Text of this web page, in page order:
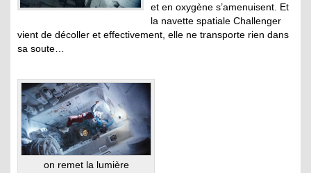
et en oxygène s’amenuisent. Et
la navette spatiale Challenger
vient de décoller et effectivement, elle ne transporte rien dans
sa soute…
on remet la lumière